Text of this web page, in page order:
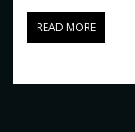
READ MORE